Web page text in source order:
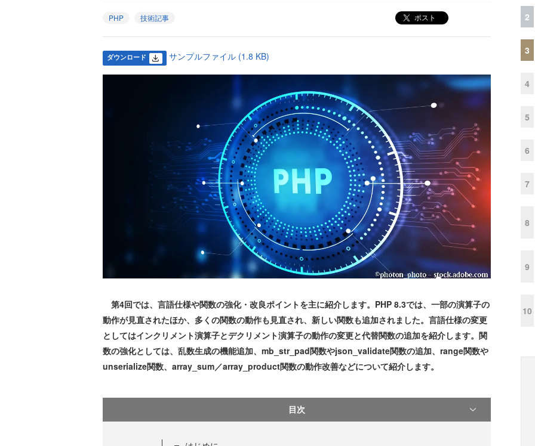
PHP 技術記事 ポスト
ダウンロード サンプルファイル (1.8 KB)
第4回では、言語仕様や関数の強化・改良ポイントを主に紹介します。PHP 8.3では、一部の演算子の
動作が見直されたほか、多くの関数の動作も見直され、新しい関数も追加されました。言語仕様の変更
としてはインクリメント演算子とデクリメント演算子の動作の変更と代替関数の追加を紹介します。関
数の強化としては、乱数生成の機能追加、mb_str_pad関数やjson_validate関数の追加、range関数や
unserialize関数、array_sum／array_product関数の動作改善などについて紹介します。
目次
2
3
4
5
6
7
8
9
10